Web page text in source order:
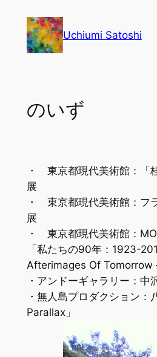
Uchiumi Satoshi
のいず
・ 東京都現代美術館：「
展
・ 東京都現代美術館：フ
展
・ 東京都現代美術館：
「私たちの90年：1923-
Afterimages Of Tomorrow
・アンドーギャラリー：中
・無人島プロダクション：
Parallax」